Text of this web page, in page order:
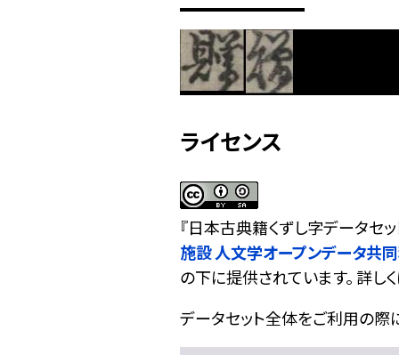
ライセンス
『日本古典籍くずし字データセッ
施設 人文学オープンデータ共
の下に提供されています。 詳し
データセット全体をご利用の際